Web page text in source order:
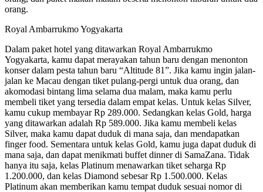
orang.
Royal Ambarrukmo Yogyakarta
Dalam paket hotel yang ditawarkan Royal Ambarrukmo
Yogyakarta, kamu dapat merayakan tahun baru dengan menonton
konser dalam pesta tahun baru “Altitude 81”. Jika kamu ingin jalan-
jalan ke Macau dengan tiket pulang-pergi untuk dua orang, dan
akomodasi bintang lima selama dua malam, maka kamu perlu
membeli tiket yang tersedia dalam empat kelas. Untuk kelas Silver,
kamu cukup membayar Rp 289.000. Sedangkan kelas Gold, harga
yang ditawarkan adalah Rp 589.000. Jika kamu membeli kelas
Silver, maka kamu dapat duduk di mana saja, dan mendapatkan
finger food. Sementara untuk kelas Gold, kamu juga dapat duduk di
mana saja, dan dapat menikmati buffet dinner di SamaZana. Tidak
hanya itu saja, kelas Platinum menawarkan tiket seharga Rp
1.200.000, dan kelas Diamond sebesar Rp 1.500.000. Kelas
Platinum akan memberikan kamu tempat duduk sesuai nomor di